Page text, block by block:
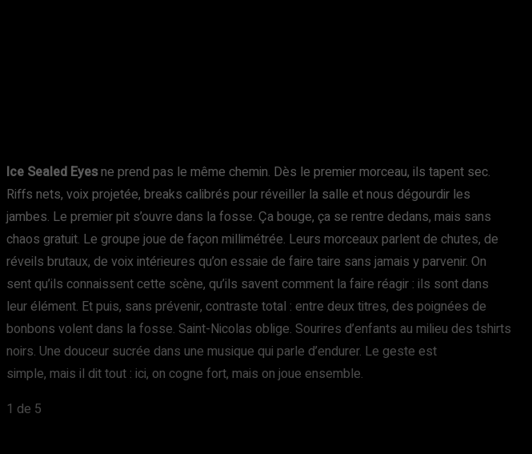
Ice Sealed Eyesne prend pas le même chemin. Dès le premier morceau, ils tapent sec.
Riffs nets, voix projetée, breaks calibrés pour réveiller la salle et nous dégourdir les
jambes. Le premier pit s’ouvre dans la fosse. Ça bouge, ça se rentre dedans, mais sans
chaos gratuit. Le groupe joue de façon millimétrée. Leurs morceaux parlent de chutes, de
réveils brutaux, de voix intérieures qu’on essaie de faire taire sans jamais y parvenir. On
sent qu’ils connaissent cette scène, qu’ils savent comment la faire réagir : ils sont dans
leur élément. Et puis, sans prévenir, contraste total : entre deux titres, des poignées de
bonbons volent dans la fosse. Saint-Nicolas oblige. Sourires d’enfants au milieu des tshirts
noirs. Une douceur sucrée dans une musique qui parle d’endurer. Le geste est
simple, mais il dit tout : ici, on cogne fort, mais on joue ensemble.
1 de 5